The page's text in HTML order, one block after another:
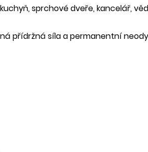
sprchové dveře, kancelář,
přídržná síla a permanentní